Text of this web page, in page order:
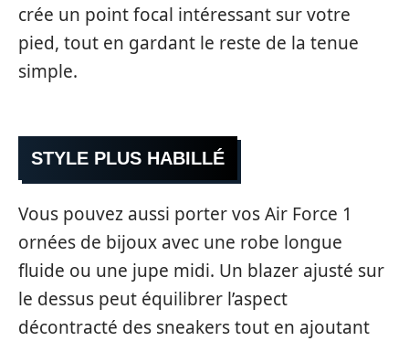
crée un point focal intéressant sur votre
pied, tout en gardant le reste de la tenue
simple.
STYLE PLUS HABILLÉ
Vous pouvez aussi porter vos Air Force 1
ornées de bijoux avec une robe longue
fluide ou une jupe midi. Un blazer ajusté sur
le dessus peut équilibrer l’aspect
décontracté des sneakers tout en ajoutant